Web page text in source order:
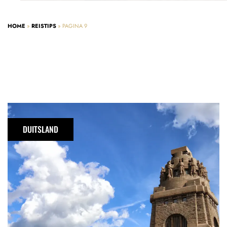
HOME » REISTIPS » PAGINA 9
Must-
visit:
het
Völkerschlachtdenkmal
Leipzig
DUITSLAND